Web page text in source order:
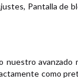
Pantalla de
nuestro avanzado
como